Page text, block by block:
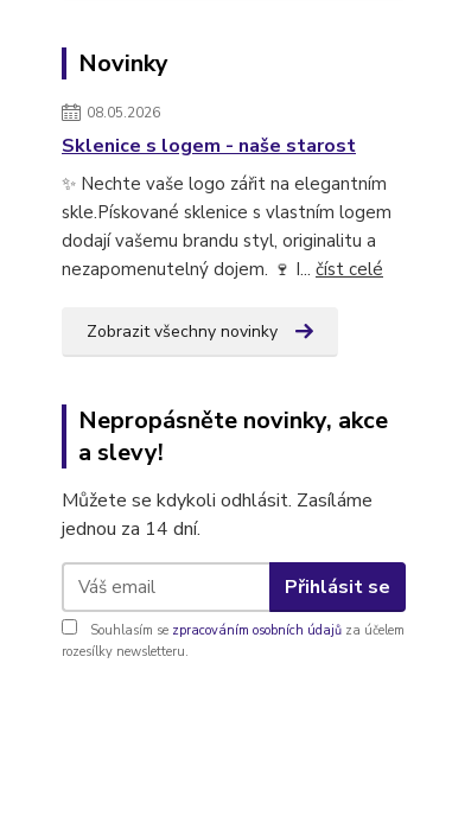
Novinky
08.05.2026
Sklenice s logem - naše starost
✨ Nechte vaše logo zářit na elegantním
skle.Pískované sklenice s vlastním logem
dodají vašemu brandu styl, originalitu a
nezapomenutelný dojem. 🍷 I... číst celé
Zobrazit všechny novinky
Nepropásněte novinky, akce
a slevy!
Můžete se kdykoli odhlásit. Zasíláme
jednou za 14 dní.
Přihlásit se
Souhlasím se zpracováním osobních údajů za účelem
rozesílky newsletteru.